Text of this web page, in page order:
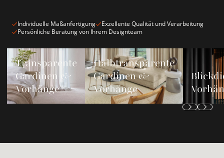
Individuelle Maßanfertigung
Exzellente Qualität und Verarbeitung
Persönliche Beratung von Ihrem Designteam
Transparente Gardinen &amp; Vorhänge ansehen
Transparente
Gardinen &
Vorhänge
Halbtransparente Gardinen &amp;
Halbtransparente
Gardinen &
Vorhänge